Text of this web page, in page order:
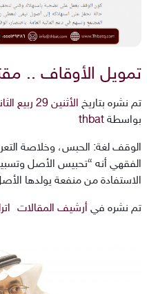
تمويل الأوقاف ..
تم نشره بتاريخ الأثنين 29 ربيع الثاني 1442هـ 14-12-2020م
بواسطة thbat
الوقف لغة: الحبس، وخلاصة
الفقهي أنه “تحبيس الأصل
الاستفادة من منفعة يولدها
تم نشره في أرشيف المقالات